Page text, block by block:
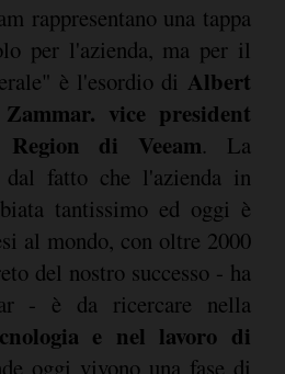
rappresentano una tappa
per l'azienda, ma per il
è l'esordio di Albert
vice president
di Veeam. La
dal fatto che l'azienda in
tantissimo ed oggi è
al mondo, con oltre 2000
del nostro successo - ha
- è da ricercare nella
e nel lavoro di
oggi vivono una fase di